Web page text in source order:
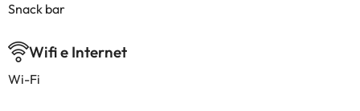
Snack bar
Wifi e Internet
Wi-Fi